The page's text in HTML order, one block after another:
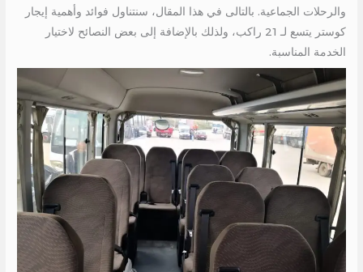
والرحلات الجماعية. بالتالى في هذا المقال، سنتناول فوائد وأهمية إيجار
كوستر يتسع لـ 21 راكب، ولذلك بالإضافة إلى بعض النصائح لاختيار
الخدمة المناسبة.